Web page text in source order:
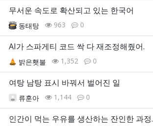
무서운 속도로 확산되고 있는 한국어
동태탕 963 0
AI가 스파게티 코드 싹 다 재조정해줬어.
밝은횃불 1,352 0
여탕 남탕 표시 바꿔서 벌어진 일
류훈아 1,144 0
인간이 먹는 우유를 생산하는 잔인한 과정.